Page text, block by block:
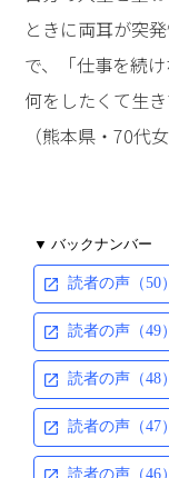
ときに両耳が突
で、「仕事を続
何をしたくて生
（熊本県・70代女